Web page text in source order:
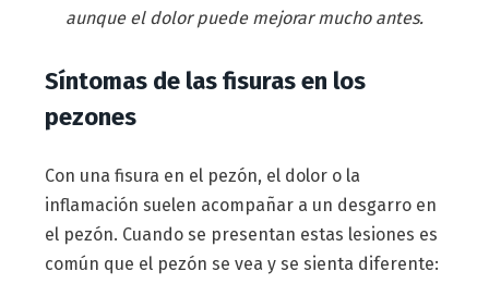
aunque el dolor puede mejorar mucho antes.
Síntomas de las fisuras en los
pezones
Con una fisura en el pezón, el dolor o la
inflamación suelen acompañar a un desgarro en
el pezón. Cuando se presentan estas lesiones es
común que el pezón se vea y se sienta diferente: